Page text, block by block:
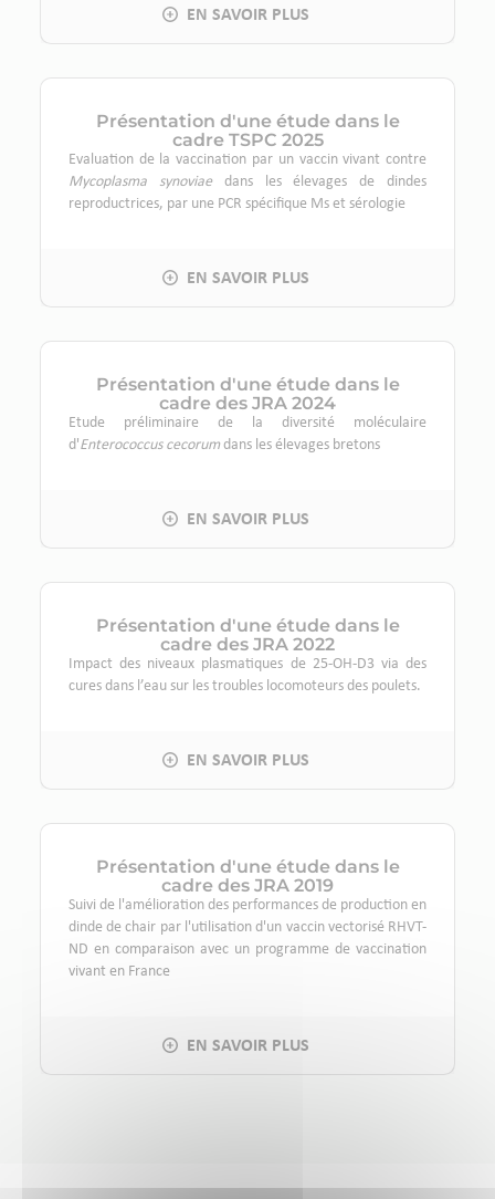
Présentation d'une étude dans le
cadre TSPC 2025
Evaluation de la vaccination par un vaccin vivant contre
Mycoplasma synoviaedans les élevages de dindes
reproductrices, par une PCR spécifique Ms et sérologie
Présentation d'une étude dans le
cadre des JRA 2024
Etude préliminaire de la diversité moléculaire
d'Enterococcus cecorum dans les élevages bretons
Présentation d'une étude dans le
cadre des JRA 2022
Impact des niveaux plasmatiques de 25-OH-D3 via des
cures dans l’eau sur les troubles locomoteurs des poulets.
Présentation d'une étude dans le
cadre des JRA 2019
Suivi de l'amélioration des performances de production en
dinde de chair par l'utilisation d'un vaccin vectorisé RHVT-
ND en comparaison avec un programme de vaccination
vivant en France